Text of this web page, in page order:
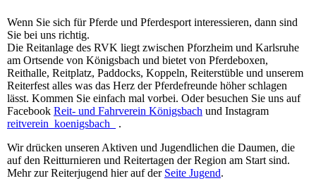
Wenn Sie sich für Pferde und Pferdesport interessieren, dann sind
Sie bei uns richtig.
Die Reitanlage des RVK liegt zwischen Pforzheim und Karlsruhe
am Ortsende von Königsbach und bietet von Pferdeboxen,
Reithalle, Reitplatz, Paddocks, Koppeln, Reiterstüble und unserem
Reiterfest alles was das Herz der Pferdefreunde höher schlagen
lässt. Kommen Sie einfach mal vorbei. Oder besuchen Sie uns auf
Facebook Reit- und Fahrverein Königsbach und Instagram
reitverein_koenigsbach_
.
Wir drücken unseren Aktiven und Jugendlichen die Daumen, die
auf den Reitturnieren und Reitertagen der Region am Start sind.
Mehr zur Reiterjugend hier auf der Seite Jugend.